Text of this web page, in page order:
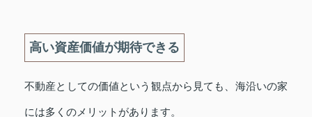
高い資産価値が期待できる
不動産としての価値という観点から見ても、海沿いの家
には多くのメリットがあります。